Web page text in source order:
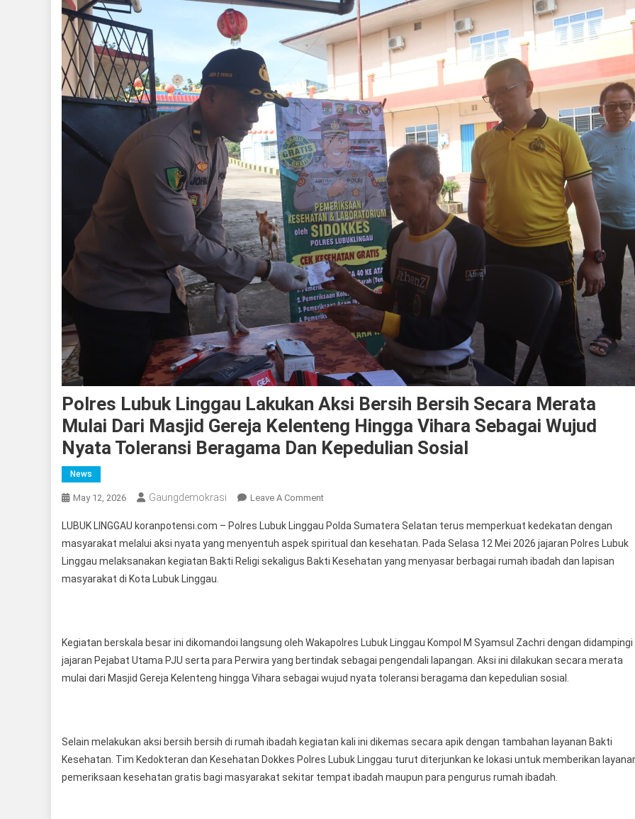
Polres Lubuk Linggau Lakukan Aksi Bersih Bersih Secara Merata
Mulai Dari Masjid Gereja Kelenteng Hingga Vihara Sebagai Wujud
Nyata Toleransi Beragama Dan Kepedulian Sosial
News
May 12, 2026 Gaungdemokrasi Leave A CommentOn
Lubuk
Linggau
Lakukan
Merata
Mulai
Dari
Hingga
Vihara
Sebagai
LUBUK LINGGAU koranpotensi.com – Polres Lubuk Linggau Polda Sumatera Selatan terus memperkuat kedekatan dengan
masyarakat melalui aksi nyata yang menyentuh aspek spiritual dan kesehatan. Pada Selasa 12 Mei 2026 jajaran Polres Lubuk
Linggau melaksanakan kegiatan Bakti Religi sekaligus Bakti Kesehatan yang menyasar berbagai rumah ibadah dan lapisan
masyarakat di Kota Lubuk Linggau.
Kegiatan berskala besar ini dikomandoi langsung oleh Wakapolres Lubuk Linggau Kompol M Syamsul Zachri dengan didampingi
jajaran Pejabat Utama PJU serta para Perwira yang bertindak sebagai pengendali lapangan. Aksi ini dilakukan secara merata
mulai dari Masjid Gereja Kelenteng hingga Vihara sebagai wujud nyata toleransi beragama dan kepedulian sosial.
Selain melakukan aksi bersih bersih di rumah ibadah kegiatan kali ini dikemas secara apik dengan tambahan layanan Bakti
Kesehatan. Tim Kedokteran dan Kesehatan Dokkes Polres Lubuk Linggau turut diterjunkan ke lokasi untuk memberikan
pemeriksaan kesehatan gratis bagi masyarakat sekitar tempat ibadah maupun para pengurus rumah ibadah.